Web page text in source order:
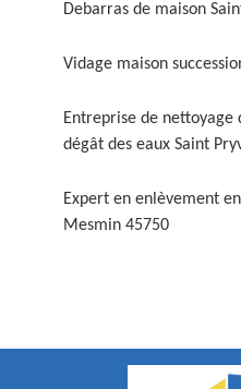
Debarras de maison
Vidage maison
Entreprise de
dégât des eaux Saint
Expert en enlèvement
Mesmin 45750